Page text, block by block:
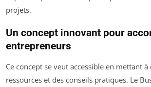
projets.
Un concept innovant pour
entrepreneurs
Ce concept se veut accessible en mettant
ressources et des conseils pratiques. Le